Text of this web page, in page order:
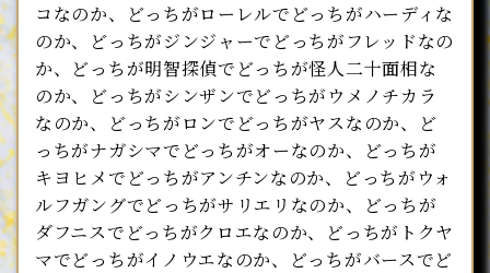
コなのか、どっちがローレルでどっちがハーディな
のか、どっちがジンジャーでどっちがフレッドなの
か、どっちが明智探偵でどっちが怪人二十面相な
のか、どっちがシンザンでどっちがウメノチカラ
なのか、どっちがロンでどっちがヤスなのか、ど
っちがナガシマでどっちがオーなのか、どっちが
キヨヒメでどっちがアンチンなのか、どっちがウォ
ルフガングでどっちがサリエリなのか、どっちが
ダフニスでどっちがクロエなのか、どっちがトクヤ
マでどっちがイノウエなのか、どっちがバースでど